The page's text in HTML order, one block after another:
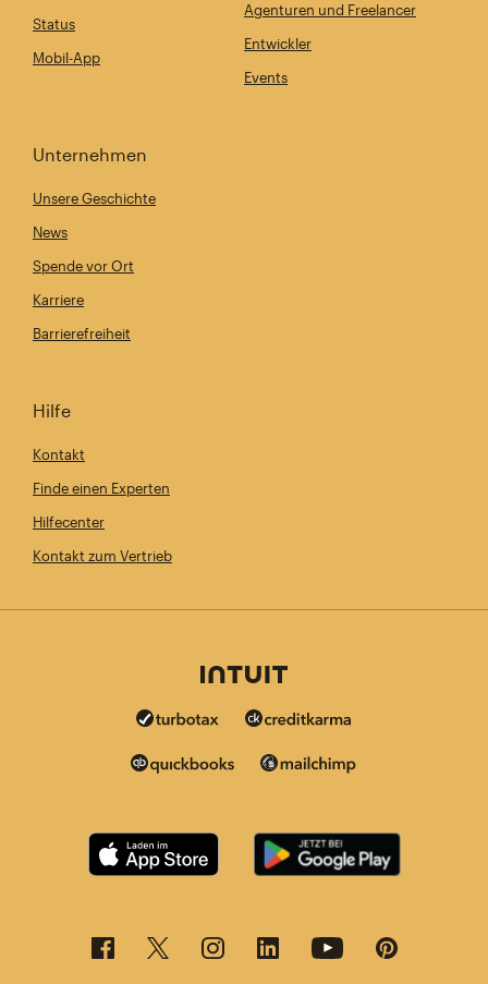
Status
Mobil-App
Agenturen und Freelancer
Entwickler
Events
Unternehmen
Unsere Geschichte
News
Spende vor Ort
Karriere
Barrierefreiheit
Hilfe
Kontakt
Finde einen Experten
Hilfecenter
Kontakt zum Vertrieb